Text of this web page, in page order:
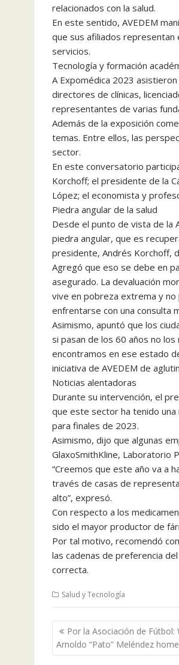
relacionados con la salud.
En este sentido, AVEDEM
que sus afiliados
servicios.
Tecnología y formación
A Expomédica 2023
directores de clínicas,
representantes de varias
Además de la exposición
temas. Entre ellos, las
sector.
En este conversatorio
Korchoff; el presidente de la
López; el economista y
Piedra angular de la salud
Desde el punto de vista de la
piedra angular, que es
presidente, Andrés Korchoff,
Agregó que eso se debe en
asegurado. La devaluación
vive en pobreza extrema y no
enfrentarse con una consulta
Asimismo, apuntó que los
si pasan de los 60 años no
encontramos en ese estado
iniciativa de AVEDEM de
Noticias alentadoras
Durante su intervención, el
que este sector ha tenido
para finales de 2023.
Asimismo, dijo que algunas
GlaxoSmithKline, Laboratorio
“Creemos que este año va a
través de casas de
alto”, expresó.
Con respecto a los
sido el mayor productor de
Por tal motivo, recomendó
las cadenas de preferencia
correcta.
Salud y Tecnología
Navegación
de
entradas
Por la Asociación de
Arnoldo “Pato” Meléndez